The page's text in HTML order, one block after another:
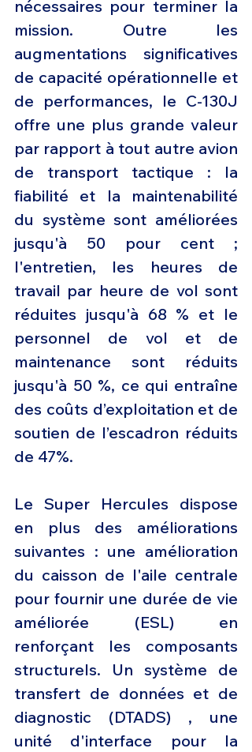
nécessaires pour terminer la
mission. Outre les
augmentations significatives
de capacité opérationnelle et
de performances, le C-130J
offre une plus grande valeur
par rapport à tout autre avion
de transport tactique : la
fiabilité et la maintenabilité
du système sont améliorées
jusqu'à 50 pour cent ;
l'entretien, les heures de
travail par heure de vol sont
réduites jusqu'à 68 % et le
personnel de vol et de
maintenance sont réduits
jusqu'à 50 %, ce qui entraîne
des coûts d’exploitation et de
soutien de l’escadron réduits
de 47%.
Le Super Hercules dispose
en plus des améliorations
suivantes : une amélioration
du caisson de l'aile centrale
pour fournir une durée de vie
améliorée (ESL) en
renforçant les composants
structurels. Un système de
transfert de données et de
diagnostic (DTADS) , une
unité d'interface pour la